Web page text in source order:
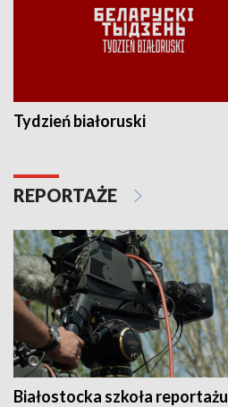
Tydzień białoruski
REPORTAŻE
Białostocka szkoła reportażu